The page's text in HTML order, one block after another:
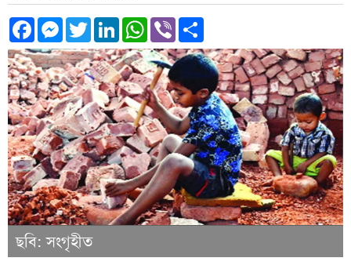
Facebook
Messenger
TwitterLinkedInWhatsApp
Viber
ছবি: সংগৃহীত